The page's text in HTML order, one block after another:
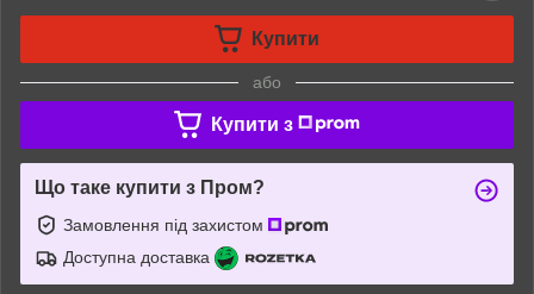
Купити
або
Купити з
Що таке купити з Пром?
Замовлення під захистом
Доступна доставка